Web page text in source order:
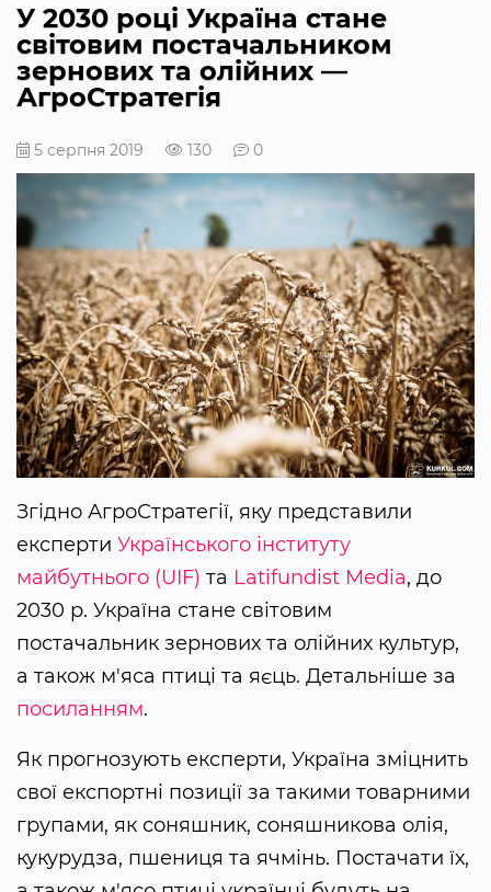
У 2030 році Україна стане
світовим постачальником
зернових та олійних —
АгроСтратегія
5 серпня 2019 130 0
Згідно АгроСтратегії, яку представили
експерти Українського інституту
майбутнього (UIF) та Latifundist Media, до
2030 р. Україна стане світовим
постачальник зернових та олійних культур,
а також м'яса птиці та яєць. Детальніше за
посиланням.
Як прогнозують експерти, Україна зміцнить
свої експортні позиції за такими товарними
групами, як соняшник, соняшникова олія,
кукурудза, пшениця та ячмінь. Постачати їх,